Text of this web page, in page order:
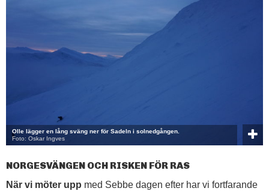
Olle lägger en lång sväng ner för Sadeln i solnedgången.
Foto: Oskar Ingves
NORGESVÄNGEN OCH RISKEN FÖR RAS
När vi möter upp med Sebbe dagen efter har vi fortfarande